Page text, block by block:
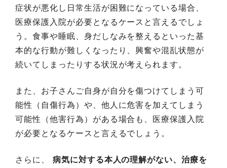
症状が悪化し日常生活が困難になっている場合、
医療保護入院が必要となるケースと言えるでしょ
う。食事や睡眠、身だしなみを整えるといった基
本的な行動が難しくなったり、興奮や混乱状態が
続いてしまったりする状況が考えられます。
また、お子さんご自身が自分を傷つけてしまう可
能性（自傷行為）や、他人に危害を加えてしまう
可能性（他害行為）がある場合も、医療保護入院
が必要となるケースと言えるでしょう。
さらに、 病気に対する本人の理解がない、治療を